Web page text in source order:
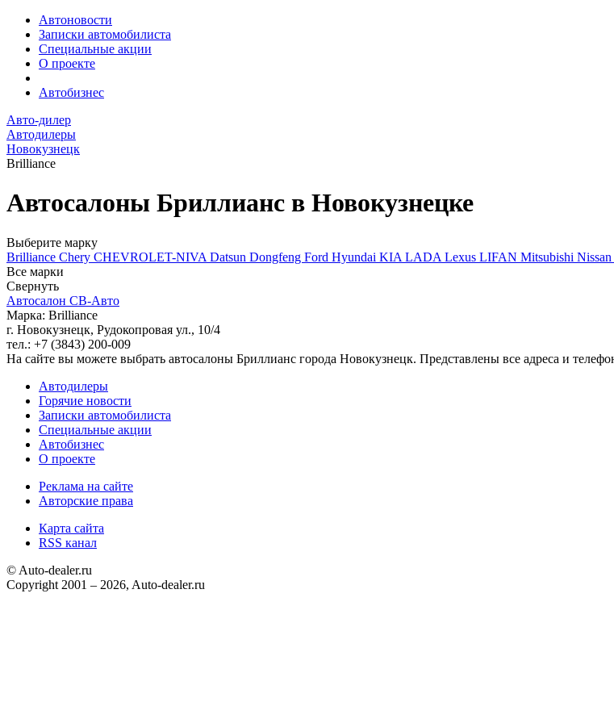
Автоновости
Записки автомобилиста
Специальные акции
О проекте
Автобизнес
Авто-дилер
Автодилеры
Новокузнецк
Brilliance
Автосалоны Бриллианс в Новокузнецке
Выберите марку
Brilliance Chery CHEVROLET-NIVA Datsun Dongfeng Ford Hyundai KIA LADA Lexus LIFAN Mitsubishi Nissan
Все марки
Свернуть
Автосалон СВ-Авто
Марка: Brilliance
г. Новокузнецк, Рудокопровая ул., 10/4
тел.: +7 (3843) 200-009
На сайте вы можете выбрать автосалоны Бриллианс города Новокузнецк. Представлены все адреса и
Автодилеры
Горячие новости
Записки автомобилиста
Специальные акции
Автобизнес
О проекте
Реклама на сайте
Авторские права
Карта сайта
RSS канал
© Auto-dealer.ru
Copyright 2001 – 2026, Auto-dealer.ru